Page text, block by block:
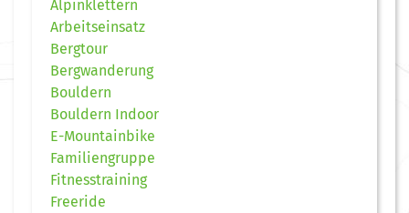
Alpinklettern
Arbeitseinsatz
Bergtour
Bergwanderung
Bouldern
Bouldern Indoor
E-Mountainbike
Familiengruppe
Fitnesstraining
Freeride